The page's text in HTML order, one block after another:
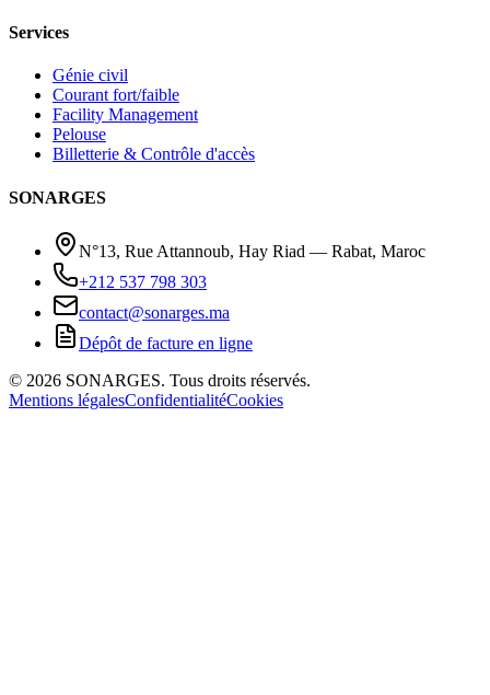
Services
Génie civil
Courant fort/faible
Facility Management
Pelouse
Billetterie & Contrôle d'accès
SONARGES
N°13, Rue Attannoub, Hay Riad — Rabat, Maroc
+212 537 798 303
contact@sonarges.ma
Dépôt de facture en ligne
© 2026 SONARGES. Tous droits réservés.
Mentions légalesConfidentialitéCookies